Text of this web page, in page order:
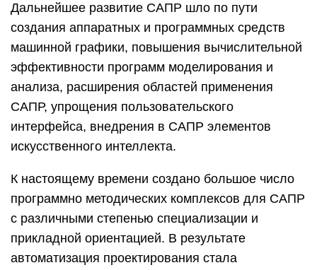
Дальнейшее развитие САПР шло по пути
создания аппаратных и программных средств
машинной графики, повышения вычислительной
эффективности программ моделирования и
анализа, расширения областей применения
САПР, упрощения пользовательского
интерфейса, внедрения в САПР элементов
искусственного интеллекта.
К настоящему времени создано большое число
программно методических комплексов для САПР
с различными степенью специализации и
прикладной ориентацией. В результате
автоматизация проектирования стала